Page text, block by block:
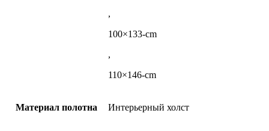
,
100×133-cm
,
110×146-cm
Материал полотна Интерьерный холст